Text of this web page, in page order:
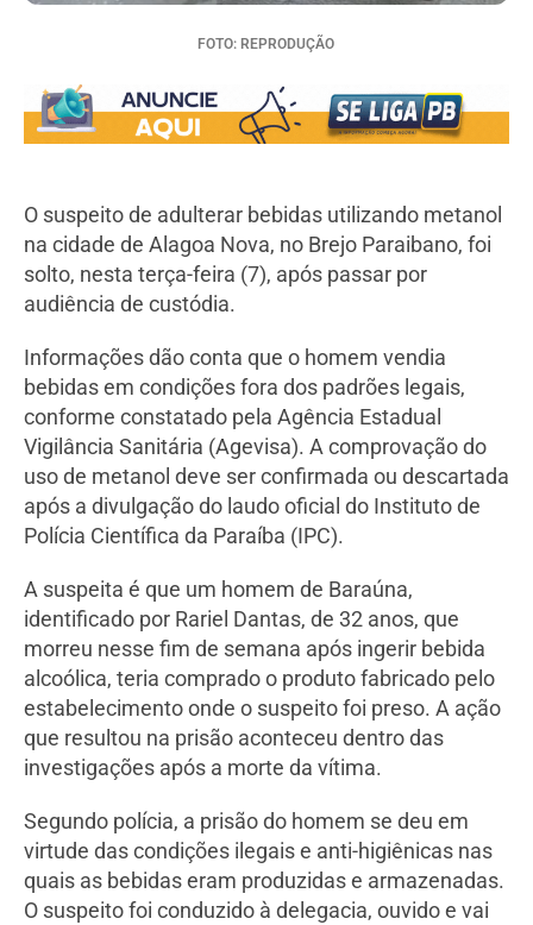
FOTO: REPRODUÇÃO
O suspeito de adulterar bebidas utilizando metanol
na cidade de Alagoa Nova, no Brejo Paraibano, foi
solto, nesta terça-feira (7), após passar por
audiência de custódia.
Informações dão conta que o homem vendia
bebidas em condições fora dos padrões legais,
conforme constatado pela Agência Estadual
Vigilância Sanitária (Agevisa). A comprovação do
uso de metanol deve ser confirmada ou descartada
após a divulgação do laudo oficial do Instituto de
Polícia Científica da Paraíba (IPC).
A suspeita é que um homem de Baraúna,
identificado por Rariel Dantas, de 32 anos, que
morreu nesse fim de semana após ingerir bebida
alcoólica, teria comprado o produto fabricado pelo
estabelecimento onde o suspeito foi preso. A ação
que resultou na prisão aconteceu dentro das
investigações após a morte da vítima.
Segundo polícia, a prisão do homem se deu em
virtude das condições ilegais e anti-higiênicas nas
quais as bebidas eram produzidas e armazenadas.
O suspeito foi conduzido à delegacia, ouvido e vai